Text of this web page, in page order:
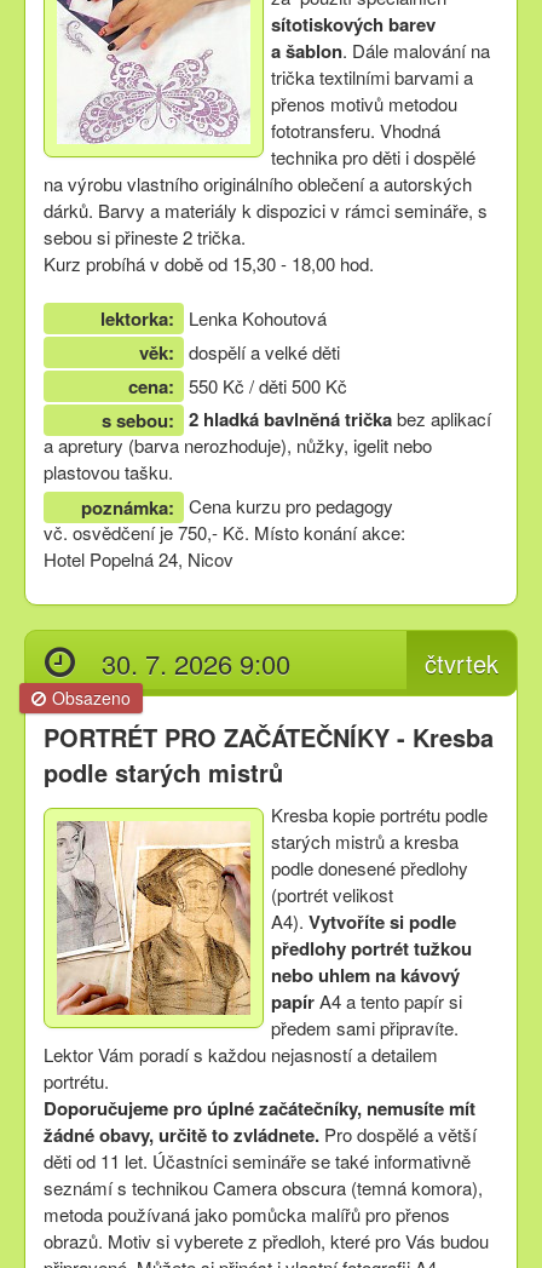
sítotiskových barev
a šablon. Dále malování na
trička textilními barvami a
přenos motivů metodou
fototransferu. Vhodná
technika pro děti i dospělé
navýrobu vlastního originálního oblečení a autorských
dárků. Barvy a materiály k dispozici v rámci semináře, s
sebou si přineste 2 trička.
Kurz probíhá v době od 15,30 - 18,00 hod.
lektorka: Lenka Kohoutová
věk: dospělí a velké děti
cena: 550 Kč / děti 500 Kč
s sebou: 2 hladká bavlněná tričkabez aplikací
a apretury (barva nerozhoduje), nůžky, igelit nebo
plastovou tašku.
poznámka:
Cena kurzu pro pedagogy
vč. osvědčení je 750,- Kč. Místo konání akce:
Hotel Popelná 24, Nicov
čtvrtek
30. 7. 2026 9:00
Obsazeno
PORTRÉT PRO ZAČÁTEČNÍKY - Kresba
podle starých mistrů
Kresba kopie portrétu podle
starých mistrů a kresba
podle donesené předlohy
(portrét velikost
A4). Vytvoříte si podle
předlohy portrét tužkou
nebo uhlem na kávový
papírA4 a tento papír si
předem sami připravíte.
Lektor Vám poradí s každou nejasností a detailem
portrétu.
Doporučujeme pro úplné začátečníky, nemusíte mít
žádné obavy, určitě to zvládnete. Pro dospělé a větší
děti od 11 let. Účastníci semináře se také informativně
seznámí s technikou Camera obscura (temná komora),
metoda používaná jako pomůcka malířů pro přenos
obrazů. Motiv si vyberete z předloh, které pro Vás budou